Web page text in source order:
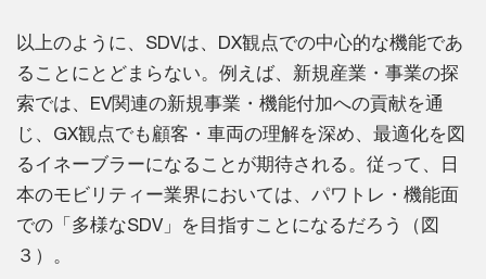
以上のように、SDVは、DX観点での中心的な機能であ
ることにとどまらない。例えば、新規産業・事業の探
索では、EV関連の新規事業・機能付加への貢献を通
じ、GX観点でも顧客・車両の理解を深め、最適化を図
るイネーブラーになることが期待される。従って、日
本のモビリティー業界においては、パワトレ・機能面
での「多様なSDV」を目指すことになるだろう（図
３）。